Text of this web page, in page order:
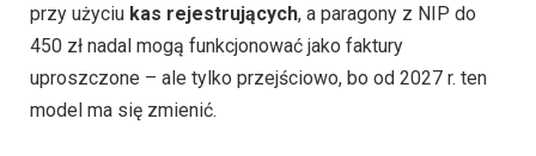
przy użyciu kas rejestrujących, a paragony z NIP do
450 zł nadal mogą funkcjonować jako faktury
uproszczone – ale tylko przejściowo, bo od 2027 r. ten
model ma się zmienić.